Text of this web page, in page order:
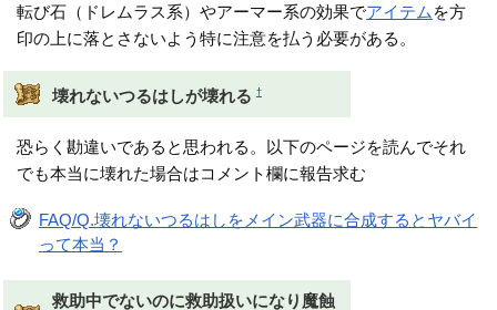
転び石（ドレムラス系）やアーマー系の効果でアイテム を方
印の上に落とさないよう特に注意を払う必要がある。
壊れないつるはしが壊れる †
恐らく勘違いであると思われる。以下のページを読んでそれ
でも本当に壊れた場合はコメント欄に報告求む
FAQ/Q.壊れないつるはしをメイン武器に合成するとヤバイ
って本当？
救助中でないのに救助扱いになり魔蝕